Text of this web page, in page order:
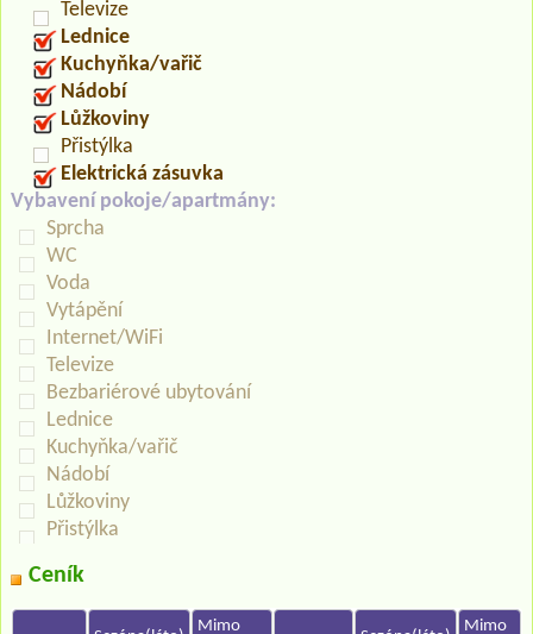
Televize
Lednice
Kuchyňka/vařič
Nádobí
Lůžkoviny
Přistýlka
Elektrická zásuvka
Vybavení pokoje/apartmány:
Sprcha
WC
Voda
Vytápění
Internet/WiFi
Televize
Bezbariérové ubytování
Lednice
Kuchyňka/vařič
Nádobí
Lůžkoviny
Přistýlka
Ceník
Mimo Mimo